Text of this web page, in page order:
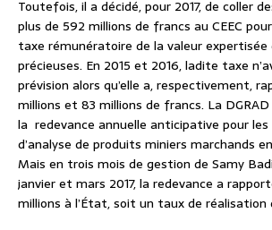
Toutefois, il a décidé, pour 2017, de coller
plus de 592 millions de francs au CEEC
taxe rémunératoire de la valeur expertisée
précieuses. En 2015 et 2016, ladite taxe
prévision alors qu’elle a, respectivement,
millions et 83 millions de francs. La DGRAD
la redevance annuelle anticipative pour
d’analyse de produits miniers marchands
Mais en trois mois de gestion de Samy
janvier et mars 2017, la redevance a
millions à l’État, soit un taux de réalisation